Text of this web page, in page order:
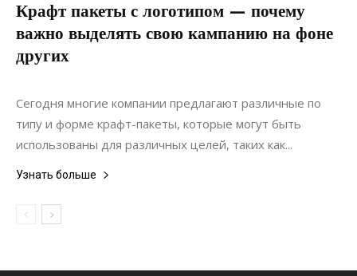
Крафт пакеты с логотипом — почему
важно выделять свою кампанию на фоне
других
10.10.2020
Сегодня многие компании предлагают различные по
типу и форме крафт-пакеты, которые могут быть
использованы для различных целей, таких как...
Узнать больше